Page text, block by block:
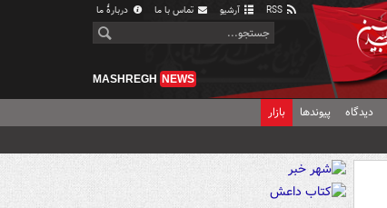
آرشیو تماس با ما دربارهٔ ما
MASHREGH NEWS
دیدگاه پیوندها بازار